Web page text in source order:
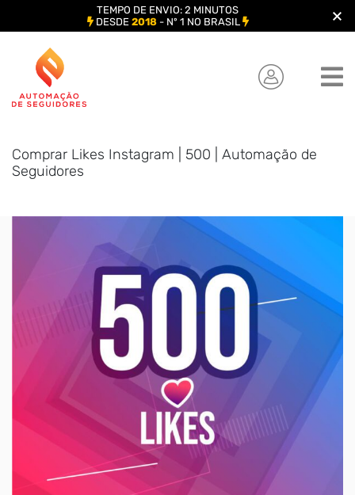
content
Comprar Likes Instagram | 500 | Automação de
Seguidores
TEMPO DE ENVIO: 2 MINUTOS
DESDE 2018- Nº 1 NO BRASIL